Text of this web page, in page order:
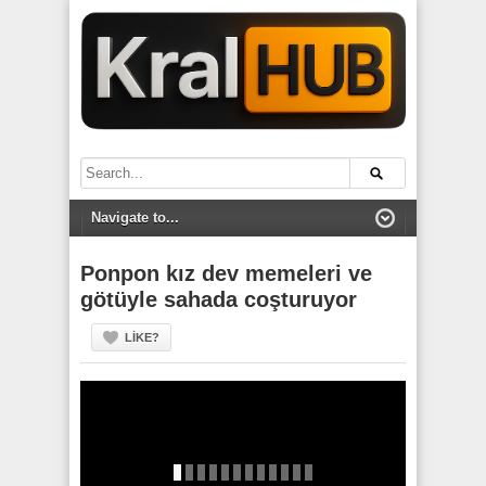
Ponpon kız dev memeleri ve
götüyle sahada coşturuyor
LIKE?